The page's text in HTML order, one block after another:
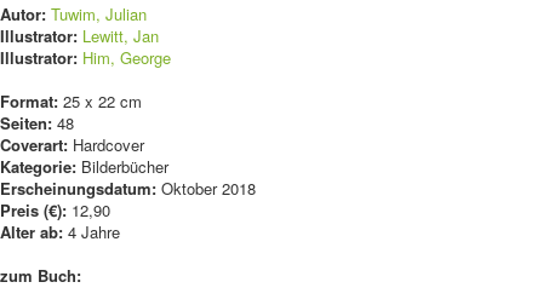
Autor: Tuwim, Julian
Illustrator: Lewitt, Jan
Illustrator: Him, George
Format: 25 x 22 cm
Seiten: 48
Coverart: Hardcover
Kategorie: Bilderbücher
Erscheinungsdatum: Oktober 2018
Preis (€): 12,90
Alter ab: 4 Jahre
zum Buch: